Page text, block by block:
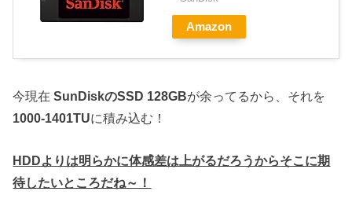
Amazon
今現在SunDiskのSSD 128GBが余ってるから、それを
1000-1401TUに積み込む！
HDDよりは明らかに体感差は上がるだろうからそこに期
待したいところだね～！